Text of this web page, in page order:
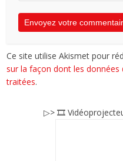
Ce site utilise Akismet pour
sur la façon dont les
traitées.
▷> 🎞️